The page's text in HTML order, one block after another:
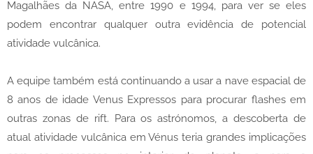
Magalhães da NASA, entre 1990 e 1994, para ver se eles
podem encontrar qualquer outra evidência de potencial
atividade vulcânica.
A equipe também está continuando a usar a nave espacial de
8 anos de idade Venus Expressos para procurar flashes em
outras zonas de rift. Para os astrónomos, a descoberta de
atual atividade vulcânica em Vénus teria grandes implicações